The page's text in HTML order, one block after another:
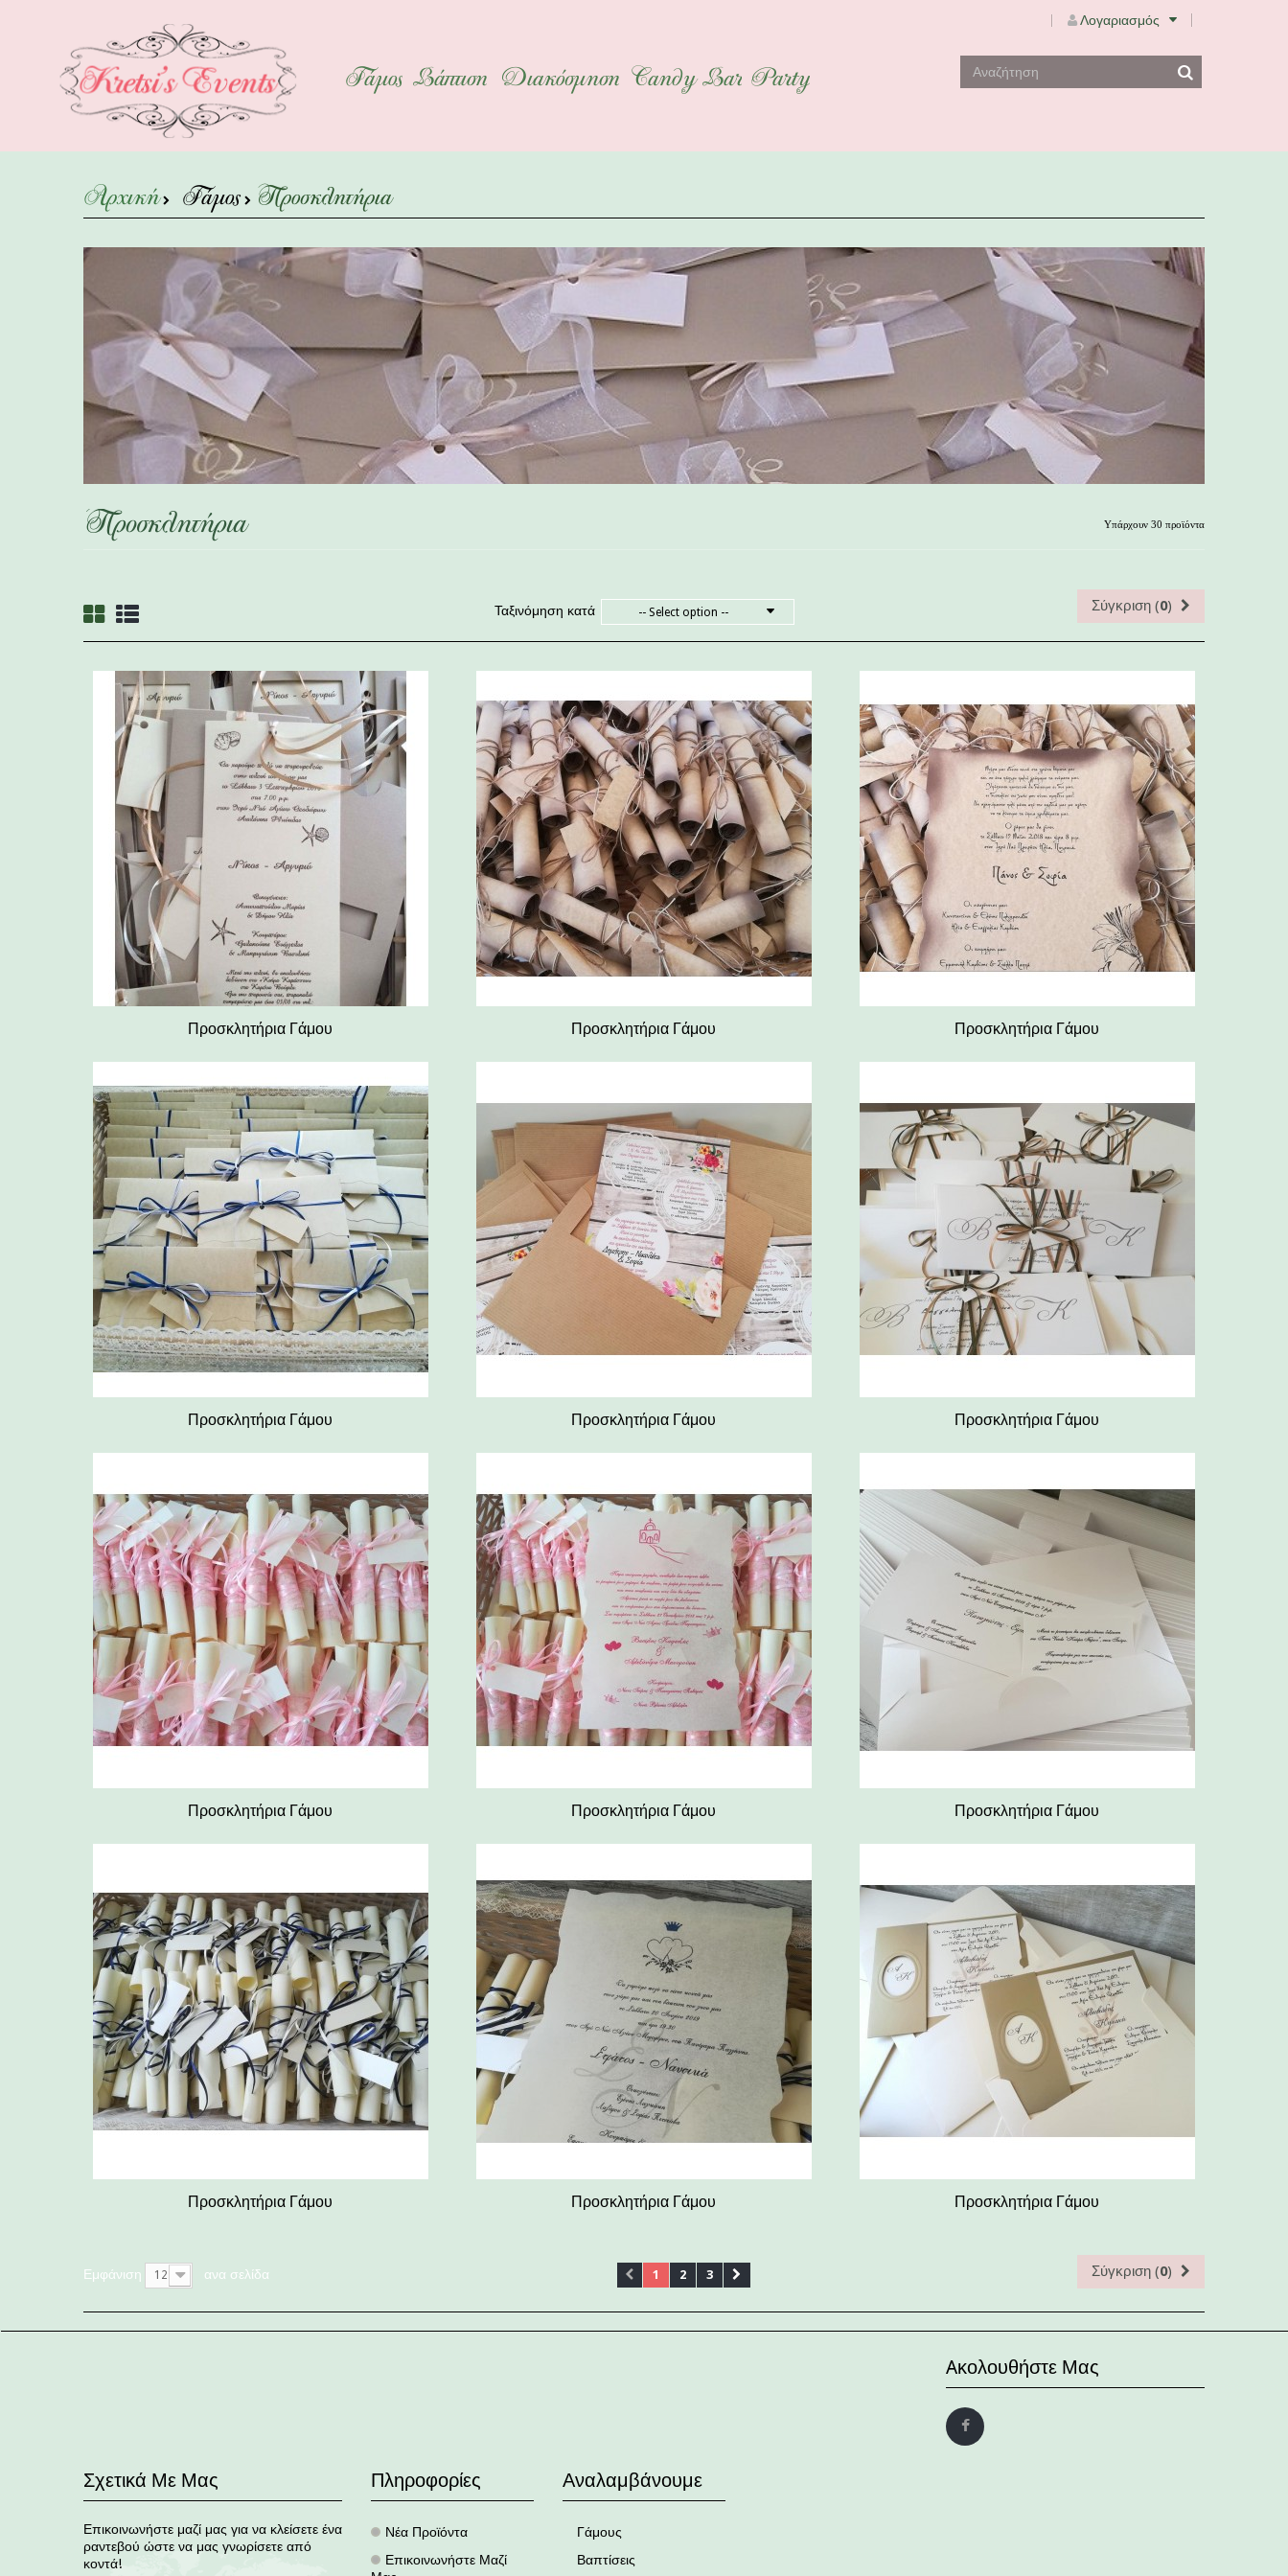
Λογαριασμός
Γάμος Βάπτιση Διακόσμηση Candy Bar Party
Αρχική Γάμος Προσκλητήρια
Προσκλητήρια Υπάρχουν 30 προϊόντα
Ταξινόμηση κατά -- Select option -- Σύγκριση (0)
Προσκλητήρια Γάμου Προσκλητήρια Γάμου Προσκλητήρια Γάμου
Προσκλητήρια Γάμου Προσκλητήρια Γάμου Προσκλητήρια Γάμου
Προσκλητήρια Γάμου Προσκλητήρια Γάμου Προσκλητήρια Γάμου
Προσκλητήρια Γάμου Προσκλητήρια Γάμου Προσκλητήρια Γάμου
Εμφάνιση 12 ανα σελίδα Σύγκριση (0)
1 2 3
Aκολουθήστε Μας
Σχετικά Με Μας
Επικοινωνήστε μαζί μας για να κλείσετε ένα
ραντεβού ώστε να μας γνωρίσετε από
κοντά!
Πληροφορίες
. Νέα Προϊόντα
. Επικοινωνήστε Μαζί
Αναλαμβάνουμε
Γάμους
Βαπτίσεις